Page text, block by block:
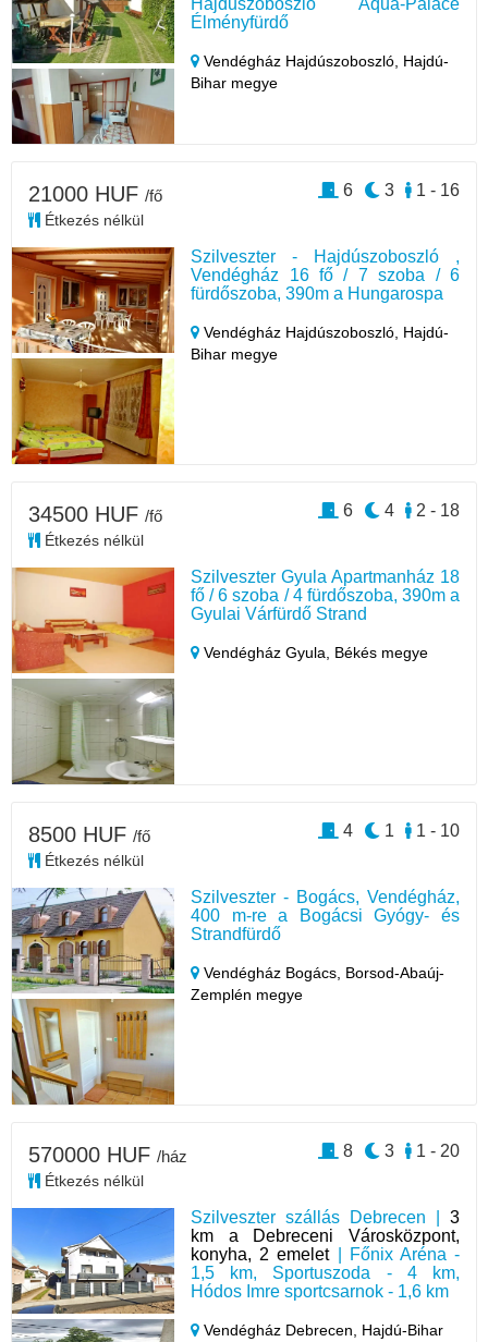
Hajduszoboszló Aqua-Palace
Élményfürdő
Vendégház Hajdúszoboszló, Hajdú-
Bihar megye
Szilveszter - Hajdúszoboszló ,
Vendégház 16 fő / 7 szoba / 6
fürdőszoba, 390m a Hungarospa
Vendégház Hajdúszoboszló, Hajdú-
Bihar megye
21000 HUF /fő
Étkezés nélkül
1 - 16
3
6
Szilveszter Gyula Apartmanház 18
fő / 6 szoba / 4 fürdőszoba, 390m a
Gyulai Várfürdő Strand
Vendégház Gyula, Békés megye
34500 HUF /fő
Étkezés nélkül
2 - 18
4
6
Szilveszter - Bogács, Vendégház,
400 m-re a Bogácsi Gyógy- és
Strandfürdő
Vendégház Bogács, Borsod-Abaúj-
Zemplén megye
8500 HUF /fő
Étkezés nélkül
1 - 10
1
4
Szilveszter szállás Debrecen | 3
km a Debreceni Városközpont,
konyha, 2 emelet| Főnix Aréna -
1,5 km, Sportuszoda - 4 km,
Hódos Imre sportcsarnok - 1,6 km
Vendégház Debrecen, Hajdú-Bihar
570000 HUF /ház
Étkezés nélkül
1 - 20
3
8